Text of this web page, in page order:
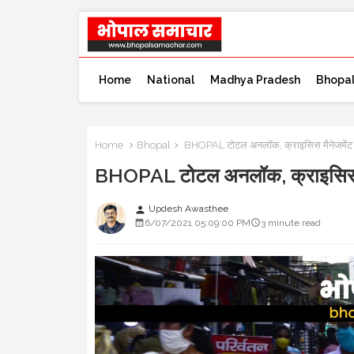
Home National Madhya Pradesh Bhopal
Home Bhopal BHOPAL टोटल अनलॉक, क्राइसिस
BHOPAL टोटल अनलॉक,
person Updesh Awasthee
6/07/2021 05:09:00 PM
3 minute read